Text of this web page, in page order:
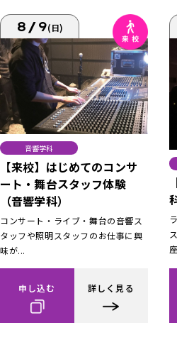
8/9(日)
音響学科
【来校】はじめてのコンサ
ート・舞台スタッフ体験
（音響学科）
コンサート・ライブ・舞台の音響ス
タッフや照明スタッフのお仕事に興
味が...
申し込む 詳しく見る